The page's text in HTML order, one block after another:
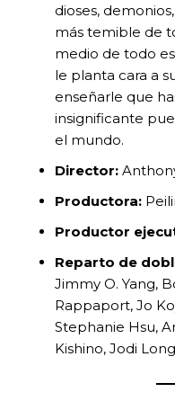
dioses,
más temible de
medio de todo
le planta cara a
enseñarle que
insignificante
el mundo.
Director:
Productora:
Productor
Reparto de
Jimmy O. Yang,
Rappaport, Jo
Stephanie Hsu,
Kishino, Jodi